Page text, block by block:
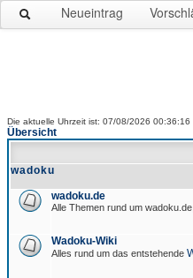
Neueintrag
Die aktuelle Uhrzeit ist: 07/08/2026 00:36:16
Übersicht
wadoku
wadoku.de
Alle Themen rund um
Wadoku-Wiki
Alles rund um das entstehende